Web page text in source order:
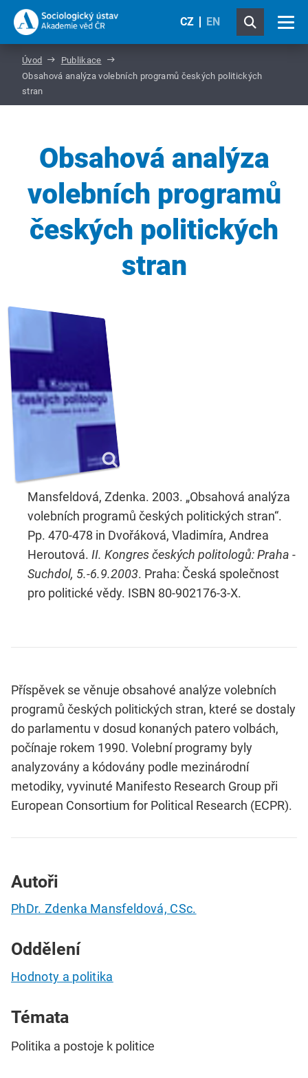
CZ EN
Úvod
Publikace
Obsahová analýza volebních programů českých politických
stran
Obsahová analýza
volebních programů
českých politických
stran
Mansfeldová, Zdenka. 2003. „Obsahová analýza
volebních programů českých politických stran“.
Pp. 470-478 in Dvořáková, Vladimíra, Andrea
Heroutová. II. Kongres českých politologů: Praha -
Suchdol, 5.-6.9.2003. Praha: Česká společnost
pro politické vědy. ISBN 80-902176-3-X.
Příspěvek se věnuje obsahové analýze volebních
programů českých politických stran, které se dostaly
do parlamentu v dosud konaných patero volbách,
počínaje rokem 1990. Volební programy byly
analyzovány a kódovány podle mezinárodní
metodiky, vyvinuté Manifesto Research Group při
European Consortium for Political Research (ECPR).
Autoři
PhDr. Zdenka Mansfeldová, CSc.
Oddělení
Hodnoty a politika
Témata
Politika a postoje k politice